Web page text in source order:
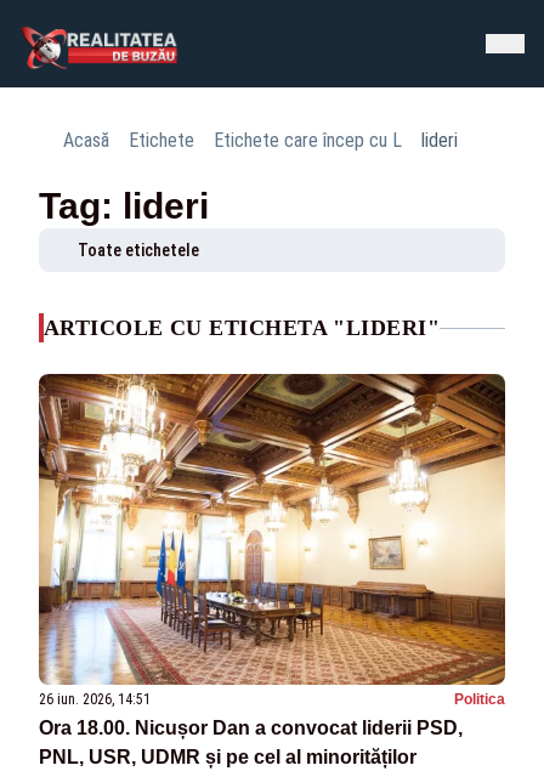
Acasă Etichete Etichete care încep cu L lideri
Tag: lideri
Toate etichetele
ARTICOLE CU ETICHETA "LIDERI"
26 iun. 2026, 14:51 Politica
Ora 18.00. Nicușor Dan a convocat liderii PSD,
PNL, USR, UDMR și pe cel al minorităților